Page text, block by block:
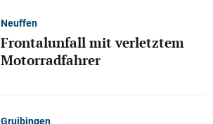
Neuffen
Frontalunfall mit verletztem
Motorradfahrer
Gruibingen